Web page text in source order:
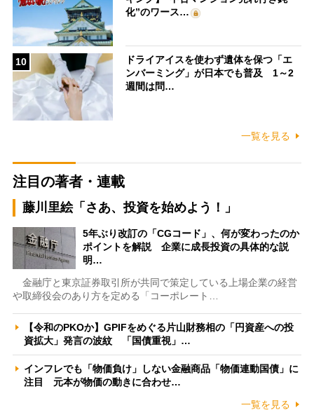
化”のワース…
10
ドライアイスを使わず遺体を保つ「エ
ンバーミング」が日本でも普及 1～2
週間は問…
一覧を見る
注目の著者・連載
藤川里絵「さあ、投資を始めよう！」
5年ぶり改訂の「CGコード」、何が変わったのか
ポイントを解説 企業に成長投資の具体的な説
明…
金融庁と東京証券取引所が共同で策定している上場企業の経営
や取締役会のあり方を定める「コーポレート…
【令和のPKOか】GPIFをめぐる片山財務相の「円資産への投
資拡大」発言の波紋 「国債重視」…
インフレでも「物価負け」しない金融商品「物価連動国債」に
注目 元本が物価の動きに合わせ…
一覧を見る